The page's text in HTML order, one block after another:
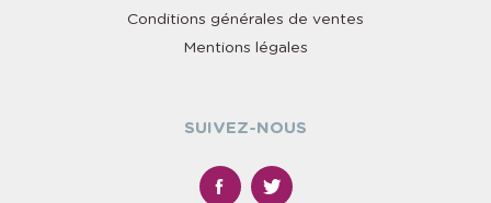
Conditions générales de ventes
Mentions légales
SUIVEZ-NOUS